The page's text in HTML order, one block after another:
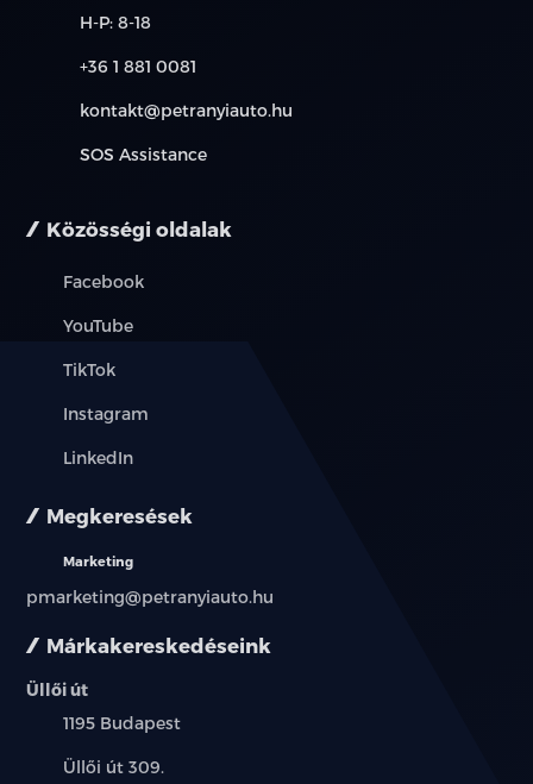
érvényes, a részletekről érdeklődjön a munkatársainknál.
Márkakereskedéseink
Üllői út
Település:
1195 Budapest
Cím:
Üllői út 309.
H-P: 8-18
+36 1 881 0081
kontakt@petranyiauto.hu
SOS Assistance
Közösségi oldalak
Facebook
YouTube
TikTok
Instagram
LinkedIn
Megkeresések
Marketing
pmarketing@petranyiauto.hu